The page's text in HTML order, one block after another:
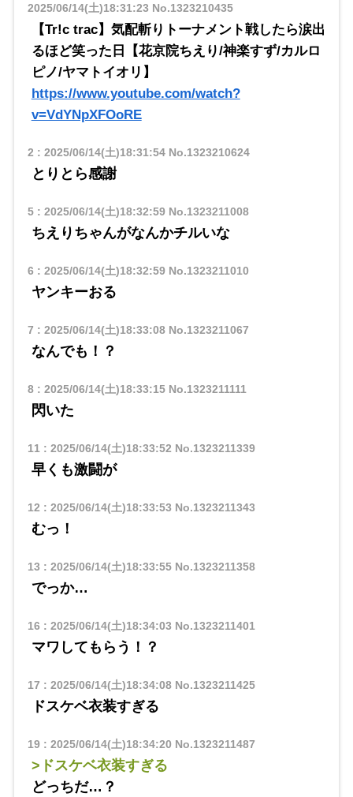
2025/06/14(土)18:31:23 No.1323210435
【Tr!c trac】気配斬りトーナメント戦したら涙出
るほど笑った日【花京院ちえり/神楽すず/カルロ
ピノ/ヤマトイオリ】
https://www.youtube.com/watch?
v=VdYNpXFOoRE
2 : 2025/06/14(土)18:31:54No.1323210624
とりとら感謝
5: 2025/06/14(土)18:32:59No.1323211008
ちえりちゃんがなんかチルいな
6 : 2025/06/14(土)18:32:59No.1323211010
ヤンキーおる
7 : 2025/06/14(土)18:33:08No.1323211067
なんでも！？
8: 2025/06/14(土)18:33:15No.1323211111
閃いた
11 : 2025/06/14(土)18:33:52 No.1323211339
早くも激闘が
12 : 2025/06/14(土)18:33:53 No.1323211343
むっ！
13 : 2025/06/14(土)18:33:55No.1323211358
でっか…
16 : 2025/06/14(土)18:34:03 No.1323211401
マワしてもらう！？
17 : 2025/06/14(土)18:34:08No.1323211425
ドスケベ衣装すぎる
19: 2025/06/14(土)18:34:20 No.1323211487
>ドスケベ衣装すぎる
どっちだ…？